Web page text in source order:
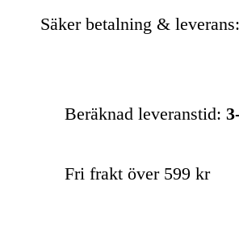
Säker betalning & leverans:
Beräknad leveranstid:
Fri frakt över 599 kr